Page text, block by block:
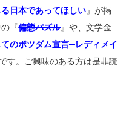
日本であってほしい』が掲
『偏態パズル』や、文学金
のポツダム宣言─レディメイ
す。ご興味のある方は是非読